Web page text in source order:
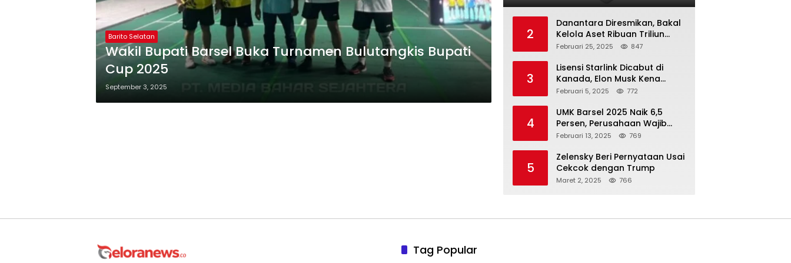
Barito Selatan
Wakil Bupati Barsel Buka Turnamen Bulutangkis Bupati
Cup 2025
September 3, 2025
2
Danantara Diresmikan, Bakal
Kelola Aset Ribuan Triliun
Rupiah dari 7 BUMN
Februari 25, 2025 847
3
Lisensi Starlink Dicabut di
Kanada, Elon Musk Kena
Imbas ‘Perang Dagang’
Februari 5, 2025 772
4
UMK Barsel 2025 Naik 6,5
Persen, Perusahaan Wajib
Taat
Februari 13, 2025 769
5
Zelensky Beri Pernyataan Usai
Cekcok dengan Trump
Maret 2, 2025 766
Tag Popular